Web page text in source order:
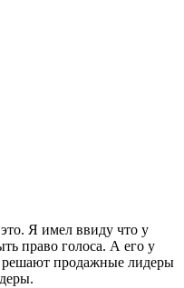
Я имел ввиду что у
право голоса. А его у
решают продажные лидеры